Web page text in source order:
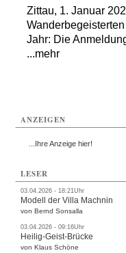
Zittau, 1. Januar
Jahr: Die
...mehr
ANZEIGEN
...Ihre Anzeige hier!
LESER
03.04.2026 - 18:21Uhr
Modell der Villa Machnin
von Bernd Sonsalla
03.04.2026 - 09:16Uhr
Heilig-Geist-Brücke
von Klaus Schöne